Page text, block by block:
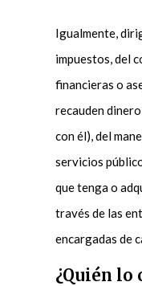
Igualmente,
impuestos, del
financieras o
recauden
con él), del
servicios
que tenga o
través de las
encargadas de
¿Quién lo